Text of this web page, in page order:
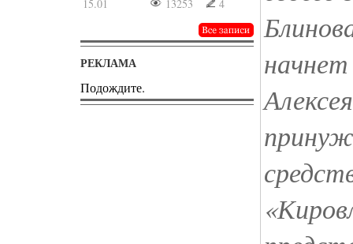
15.01
13253 4
РЕКЛАМА
Подождите.